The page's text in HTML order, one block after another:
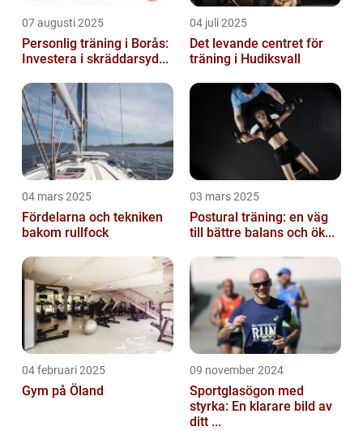
07 augusti 2025
Personlig träning i Borås:
Investera i skräddarsyd...
04 juli 2025
Det levande centret för
träning i Hudiksvall
04 mars 2025
Fördelarna och tekniken
bakom rullfock
03 mars 2025
Postural träning: en väg
till bättre balans och ök...
04 februari 2025
Gym på Öland
09 november 2024
Sportglasögon med
styrka: En klarare bild av
ditt ...